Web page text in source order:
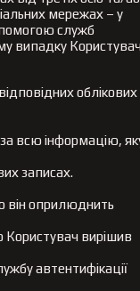
мережах – у
служб
випадку
облікових
за всю інформацію,
записах.
він оприлюднить
вирішив
автентифікації